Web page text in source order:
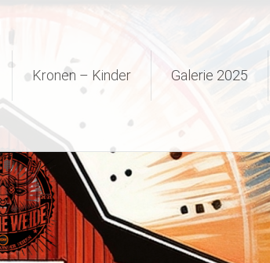
Kronen – Kinder Galerie 2025